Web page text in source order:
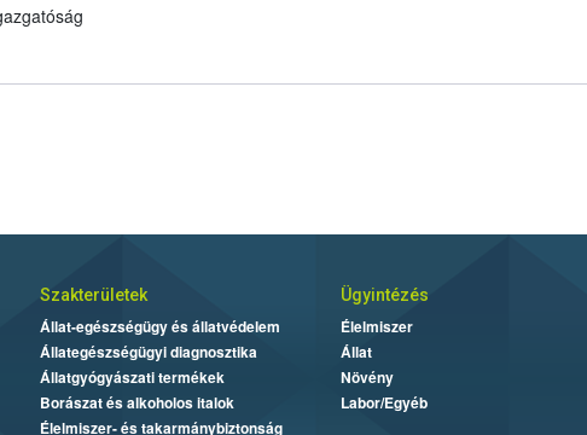
Szakterületek
Állat-egészségügy és állatvédelem
Állategészségügyi diagnosztika
Állatgyógyászati termékek
Borászat és alkoholos italok
Élelmiszer- és takarmánybiztonság
Ügyintézés
Élelmiszer
Állat
Növény
Labor/Egyéb